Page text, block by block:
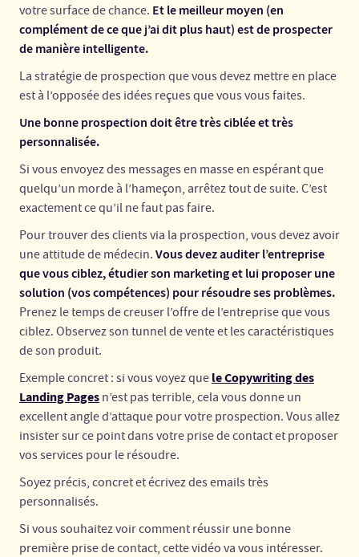
votre surface de chance. Et le meilleur moyen (en
complément de ce que j’ai dit plus haut) est de prospecter
de manière intelligente.
La stratégie de prospection que vous devez mettre en place
est à l’opposée des idées reçues que vous vous faites.
Une bonne prospection doit être très ciblée et très
personnalisée.
Si vous envoyez des messages en masse en espérant que
quelqu’un morde à l’hameçon, arrêtez tout de suite. C’est
exactement ce qu’il ne faut pas faire.
Pour trouver des clients via la prospection, vous devez avoir
une attitude de médecin. Vous devez auditer l’entreprise
que vous ciblez, étudier son marketing et lui proposer une
solution (vos compétences) pour résoudre ses problèmes.
Prenez le temps de creuser l’offre de l’entreprise que vous
ciblez. Observez son tunnel de vente et les caractéristiques
de son produit.
Exemple concret : si vous voyez que le Copywriting des
Landing Pages n’est pas terrible, cela vous donne un
excellent angle d’attaque pour votre prospection. Vous allez
insister sur ce point dans votre prise de contact et proposer
vos services pour le résoudre.
Soyez précis, concret et écrivez des emails très
personnalisés.
Si vous souhaitez voir comment réussir une bonne
première prise de contact, cette vidéo va vous intéresser.